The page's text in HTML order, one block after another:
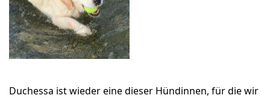
Duchessa ist wieder eine dieser Hündinnen, für die wir